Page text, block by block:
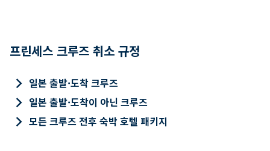
프린세스 크루즈 취소 규정
keyboard_arrow_right 일본 출발·도착 크루즈
keyboard_arrow_right 일본 출발·도착이 아닌 크루즈
keyboard_arrow_right 모든 크루즈 전후 숙박 호텔 패키지